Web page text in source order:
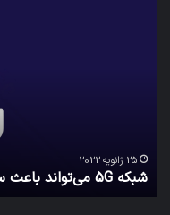
25 ژانویه 2022
شبکه 5G می‌تواند باعث سقوط هواپیما شود